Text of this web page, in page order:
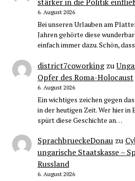
6. August 2026
Bei unseren Urlauben am
Jahren gehörte diese
einfach immer dazu. Schön,
district7coworkingzu
Opfer des Roma-Holocaust
6. August 2026
Ein wichtiges zeichen gegen
in der heutigen Zeit. Wer hier in
spürt diese Geschichte an…
SprachbrueckeDonauzu
ungarische Staatskasse –
Russland
6. August 2026